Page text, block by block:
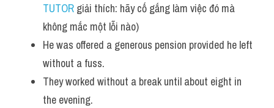
TUTOR giải thích: hãy cố gắng làm việc đó mà
không mắc một lỗi nào)
He was offered a generous pension provided he left
without a fuss.
They worked without a break until about eight in
the evening.